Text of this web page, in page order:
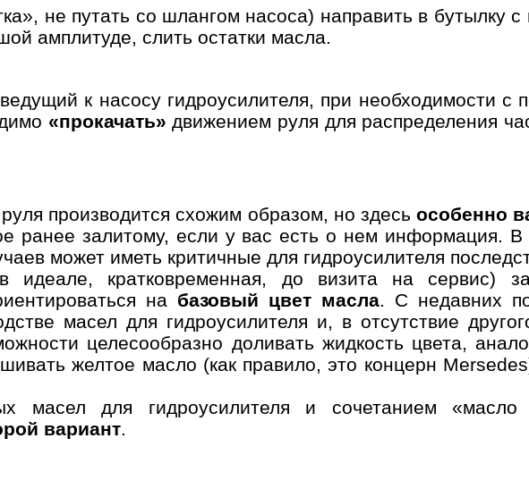
не путать со шлангом насоса) направить в бутылку
амплитуде, слить остатки масла.
к насосу гидроусилителя, при необходимости
«прокачать» движением руля для распределения
производится схожим образом, но здесь особенно
ранее залитому, если у вас есть о нем информация.
может иметь критичные для гидроусилителя
идеале, кратковременная, до визита на сервис)
на базовый цвет масла. С недавних
масел для гидроусилителя и, в отсутствие
целесообразно доливать жидкость цвета,
желтое масло (как правило, это концерн
масел для гидроусилителя и сочетанием «масло
вариант.